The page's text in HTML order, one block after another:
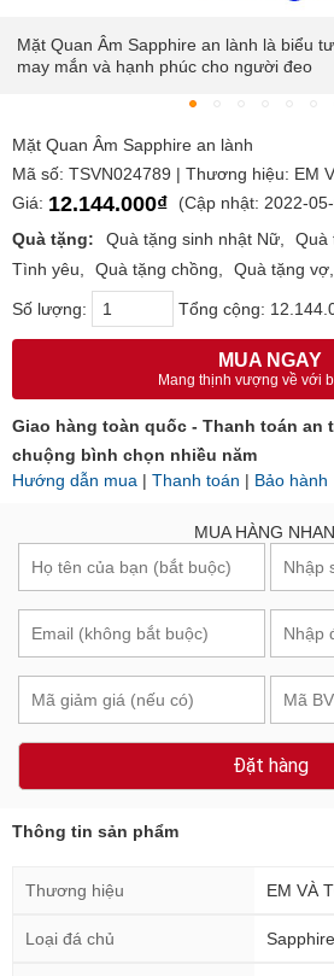
Mặt Quan Âm Sapphire an lành là biểu
may mắn và hạnh phúc cho người đeo
Mặt Quan Âm Sapphire an lành
Mã số: TSVN024789 | Thương hiệu: EM
Giá: 12.144.000₫
(Cập nhật: 2022-
Quà tặng:
Quà tặng sinh nhật Nữ
Quà
Tình yêu
Quà tặng chồng Quà tặng vợ
Số lượng: Tổng cộng:
MUA NGAY
Mang thịnh vượng về với
Giao hàng toàn quốc - Thanh toán an
chuộng bình chọn nhiều năm
Hướng dẫn mua | Thanh toán | Bảo hành
MUA HÀNG
Đặt hàng
Thông tin sản phẩm
Thương hiệu EM VÀ
Loại đá chủ Sapphire